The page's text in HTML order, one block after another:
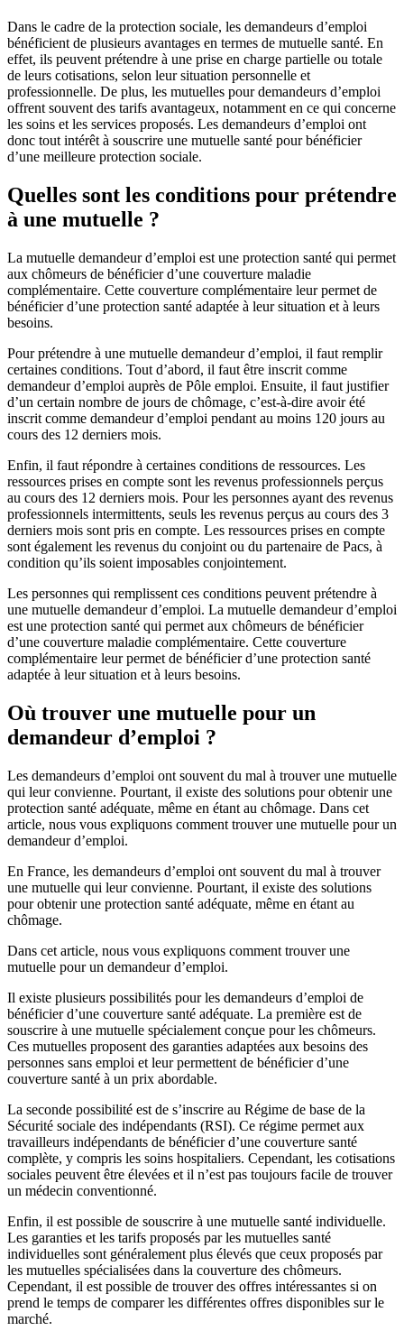
Dans le cadre de la protection sociale, les demandeurs d’emploi
bénéficient de plusieurs avantages en termes de mutuelle santé. En
effet, ils peuvent prétendre à une prise en charge partielle ou totale
de leurs cotisations, selon leur situation personnelle et
professionnelle. De plus, les mutuelles pour demandeurs d’emploi
offrent souvent des tarifs avantageux, notamment en ce qui concerne
les soins et les services proposés. Les demandeurs d’emploi ont
donc tout intérêt à souscrire une mutuelle santé pour bénéficier
d’une meilleure protection sociale.
Quelles sont les conditions pour prétendre
à une mutuelle ?
La mutuelle demandeur d’emploi est une protection santé qui permet
aux chômeurs de bénéficier d’une couverture maladie
complémentaire. Cette couverture complémentaire leur permet de
bénéficier d’une protection santé adaptée à leur situation et à leurs
besoins.
Pour prétendre à une mutuelle demandeur d’emploi, il faut remplir
certaines conditions. Tout d’abord, il faut être inscrit comme
demandeur d’emploi auprès de Pôle emploi. Ensuite, il faut justifier
d’un certain nombre de jours de chômage, c’est-à-dire avoir été
inscrit comme demandeur d’emploi pendant au moins 120 jours au
cours des 12 derniers mois.
Enfin, il faut répondre à certaines conditions de ressources. Les
ressources prises en compte sont les revenus professionnels perçus
au cours des 12 derniers mois. Pour les personnes ayant des revenus
professionnels intermittents, seuls les revenus perçus au cours des 3
derniers mois sont pris en compte. Les ressources prises en compte
sont également les revenus du conjoint ou du partenaire de Pacs, à
condition qu’ils soient imposables conjointement.
Les personnes qui remplissent ces conditions peuvent prétendre à
une mutuelle demandeur d’emploi. La mutuelle demandeur d’emploi
est une protection santé qui permet aux chômeurs de bénéficier
d’une couverture maladie complémentaire. Cette couverture
complémentaire leur permet de bénéficier d’une protection santé
adaptée à leur situation et à leurs besoins.
Où trouver une mutuelle pour un
demandeur d’emploi ?
Les demandeurs d’emploi ont souvent du mal à trouver une mutuelle
qui leur convienne. Pourtant, il existe des solutions pour obtenir une
protection santé adéquate, même en étant au chômage. Dans cet
article, nous vous expliquons comment trouver une mutuelle pour un
demandeur d’emploi.
En France, les demandeurs d’emploi ont souvent du mal à trouver
une mutuelle qui leur convienne. Pourtant, il existe des solutions
pour obtenir une protection santé adéquate, même en étant au
chômage.
Dans cet article, nous vous expliquons comment trouver une
mutuelle pour un demandeur d’emploi.
Il existe plusieurs possibilités pour les demandeurs d’emploi de
bénéficier d’une couverture santé adéquate. La première est de
souscrire à une mutuelle spécialement conçue pour les chômeurs.
Ces mutuelles proposent des garanties adaptées aux besoins des
personnes sans emploi et leur permettent de bénéficier d’une
couverture santé à un prix abordable.
La seconde possibilité est de s’inscrire au Régime de base de la
Sécurité sociale des indépendants (RSI). Ce régime permet aux
travailleurs indépendants de bénéficier d’une couverture santé
complète, y compris les soins hospitaliers. Cependant, les cotisations
sociales peuvent être élevées et il n’est pas toujours facile de trouver
un médecin conventionné.
Enfin, il est possible de souscrire à une mutuelle santé individuelle.
Les garanties et les tarifs proposés par les mutuelles santé
individuelles sont généralement plus élevés que ceux proposés par
les mutuelles spécialisées dans la couverture des chômeurs.
Cependant, il est possible de trouver des offres intéressantes si on
prend le temps de comparer les différentes offres disponibles sur le
marché.